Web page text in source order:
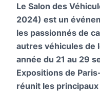
Le Salon des
2024) est un
les passionnés de
autres véhicules de
année du 21 au 29
Expositions de
réunit les